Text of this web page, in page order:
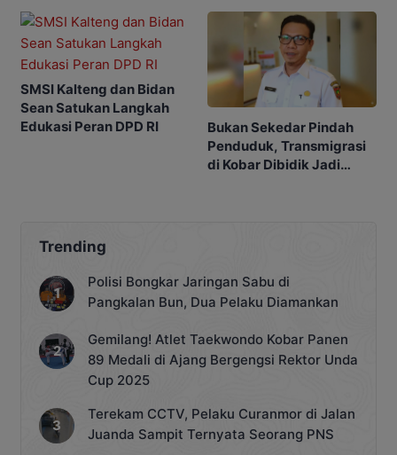
SMSI Kalteng dan Bidan
Sean Satukan Langkah
Edukasi Peran DPD RI
Bukan Sekedar Pindah
Penduduk, Transmigrasi
di Kobar Dibidik Jadi
Trending
Polisi Bongkar Jaringan Sabu di
Pangkalan Bun, Dua Pelaku Diamankan
Gemilang! Atlet Taekwondo Kobar Panen
89 Medali di Ajang Bergengsi Rektor Unda
Cup 2025
Terekam CCTV, Pelaku Curanmor di Jalan
Juanda Sampit Ternyata Seorang PNS